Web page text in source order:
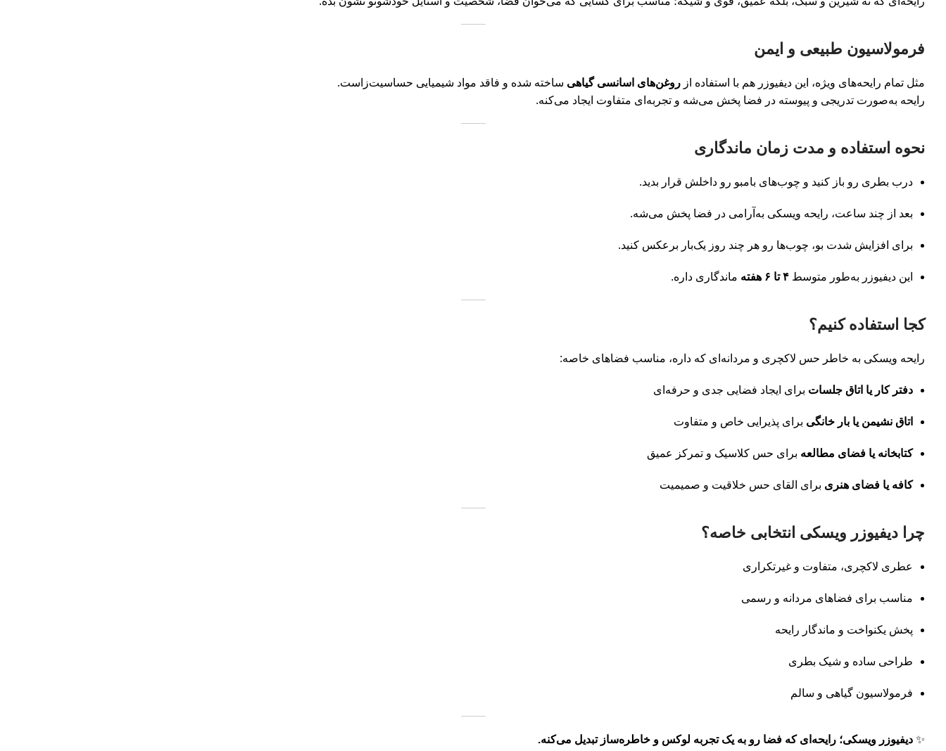
فرمولاسیون طبیعی و ایمن
مثل تمام رایحه‌های ویژه، این دیفیوزر هم با استفاده از روغن‌های اسانسی گیاهی ساخته شده و فاقد مواد شیمیایی حساسیت‌زاست.
رایحه به‌صورت تدریجی و پیوسته در فضا پخش می‌شه و تجربه‌ای متفاوت ایجاد می‌کنه.
نحوه استفاده و مدت زمان ماندگاری
درب بطری رو باز کنید و چوب‌های بامبو رو داخلش قرار بدید.
بعد از چند ساعت، رایحه ویسکی به‌آرامی در فضا پخش می‌شه.
برای افزایش شدت بو، چوب‌ها رو هر چند روز یک‌بار برعکس کنید.
این دیفیوزر به‌طور متوسط ۴ تا ۶ هفته ماندگاری داره.
کجا استفاده کنیم؟
رایحه ویسکی به خاطر حس لاکچری و مردانه‌ای که داره، مناسب فضاهای خاصه:
دفتر کار یا اتاق جلسات برای ایجاد فضایی جدی و حرفه‌ای
اتاق نشیمن یا بار خانگی برای پذیرایی خاص و متفاوت
کتابخانه یا فضای مطالعه برای حس کلاسیک و تمرکز عمیق
کافه یا فضای هنری برای القای حس خلاقیت و صمیمیت
چرا دیفیوزر ویسکی انتخابی خاصه؟
عطری لاکچری، متفاوت و غیرتکراری
مناسب برای فضاهای مردانه و رسمی
پخش یکنواخت و ماندگار رایحه
طراحی ساده و شیک بطری
فرمولاسیون گیاهی و سالم
✨ دیفیوزر ویسکی؛ رایحه‌ای که فضا رو به یک تجربه لوکس و خاطره‌ساز تبدیل می‌کنه.